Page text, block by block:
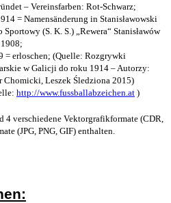
– Vereinsfarben: Rot-Schwarz;
= Namensänderung in Stanisławowski
Sportowy (S. K. S.) „Rewera“ Stanisławów
= erloschen; (Quelle: Rozgrywki
w Galicji do roku 1914 – Autorzy:
Chomicki, Leszek Śledziona 2015)
http://www.fussballabzeichen.at )
4 verschiedene Vektorgrafikformate (CDR,
(JPG, PNG, GIF) enthalten.